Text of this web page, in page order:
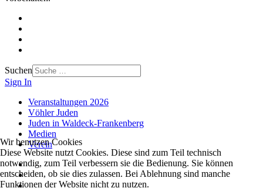
Suchen
Sign In
Veranstaltungen 2026
Vöhler Juden
Juden in Waldeck-Frankenberg
Medien
Verein
Wir benutzen Cookies
Diese Website nutzt Cookies. Diese sind zum Teil technisch
notwendig, zum Teil verbessern sie die Bedienung. Sie können
entscheiden, ob sie dies zulassen. Bei Ablehnung sind manche
Funktionen der Website nicht zu nutzen.